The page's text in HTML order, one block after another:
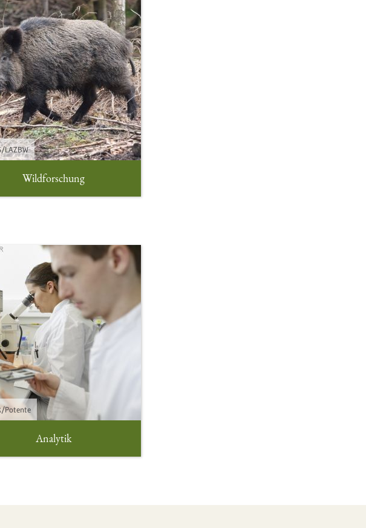
LAZBW
Wildforschung
Potente
Analytik